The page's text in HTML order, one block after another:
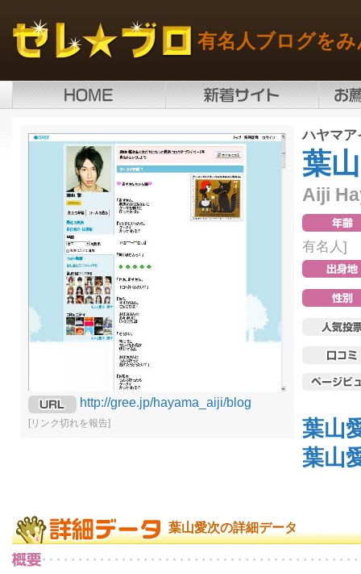
有名人ブログを
http://gree.jp/hayama_aiji/blog
[リンク切れを報告]
ハヤマア
葉
Aiji
有名人]
葉山
葉山
葉山愛次の詳細データ